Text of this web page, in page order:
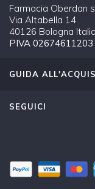
Farmacia Oberdan
Via Altabella 14
40126 Bologna Italia
PIVA 02674611203
GUIDA
SEGUICI